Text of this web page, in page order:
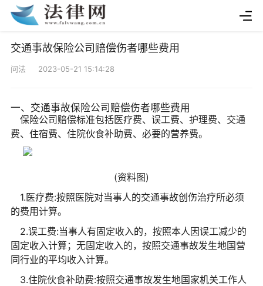
交通事故保险公司赔偿伤者哪些费用
问法 2023-05-21 15:14:28
一、交通事故保险公司赔偿伤者哪些费用
保险公司赔偿标准包括医疗费、误工费、护理费、交通
费、住宿费、住院伙食补助费、必要的营养费。
(资料图)
1.医疗费:按照医院对当事人的交通事故创伤治疗所必须
的费用计算。
2.误工费:当事人有固定收入的，按照本人因误工减少的
固定收入计算；无固定收入的，按照交通事故发生地国营
同行业的平均收入计算。
3.住院伙食补助费:按照交通事故发生地国家机关工作人